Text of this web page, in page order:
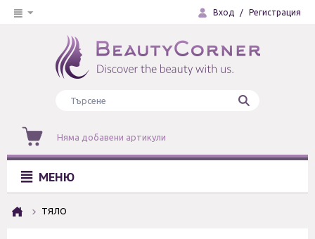
Вход / Регистрация
Няма добавени артикули
МЕНЮ
ТЯЛО